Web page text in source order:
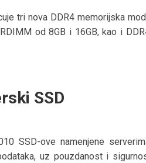
tri nova DDR4 memorijska
od 8GB i 16GB, kao i
SSD
SSD-ove namenjene
uz pouzdanost i